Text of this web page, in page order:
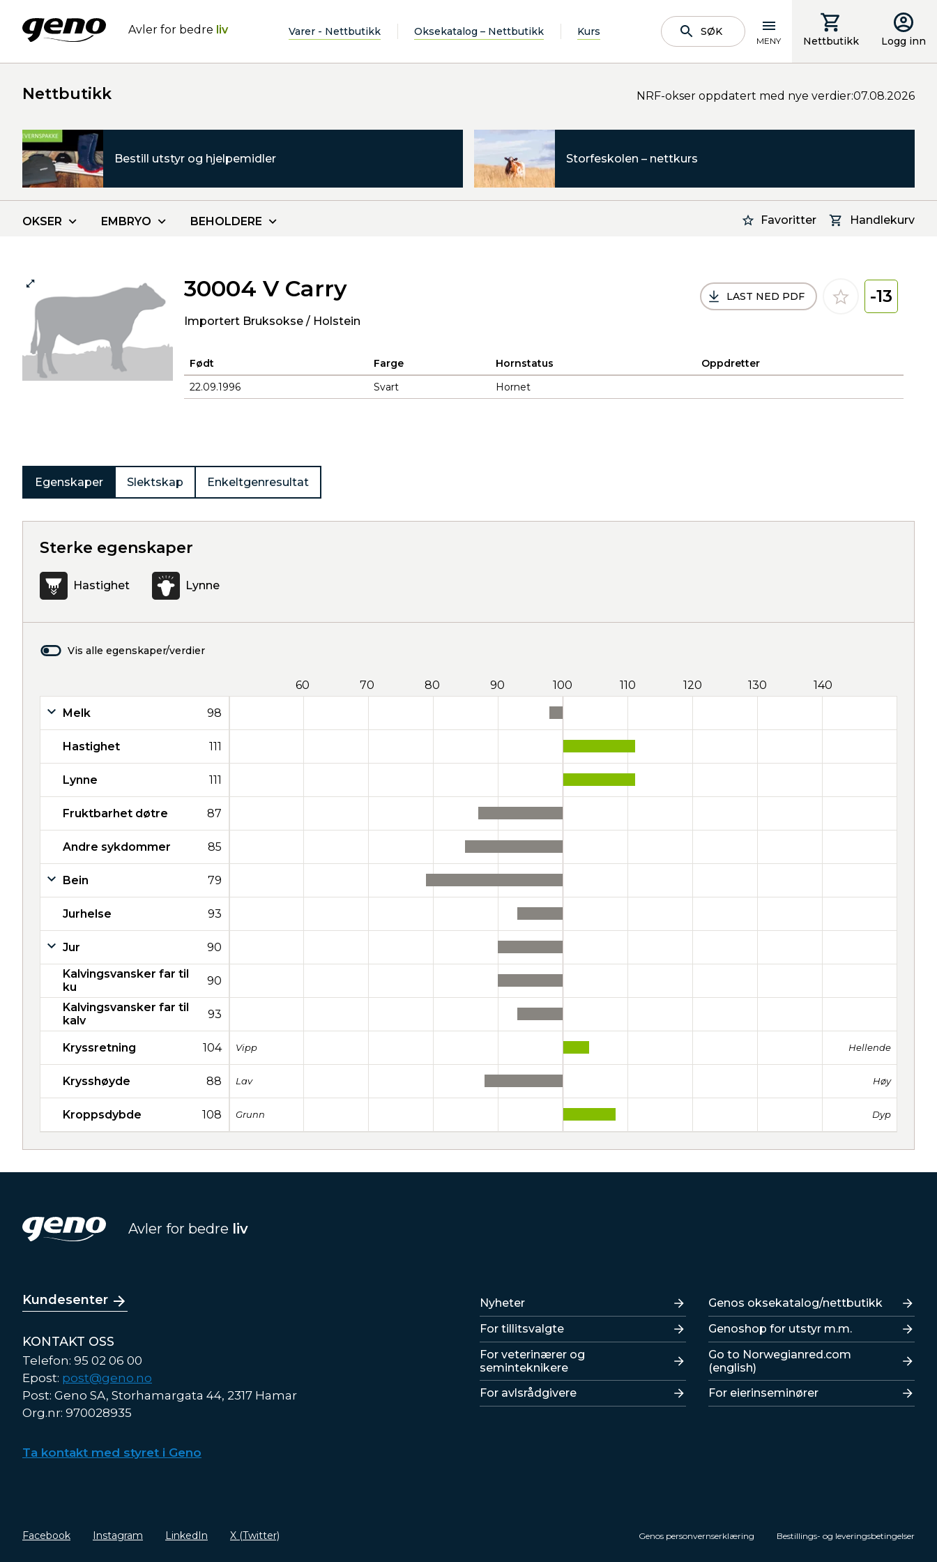
Avler for bedre liv Varer - Nettbutikk Oksekatalog – Nettbutikk Kurs SØK
MENY Nettbutikk Logg inn
Nettbutikk NRF-okser oppdatert med nye verdier:07.08.2026
Bestill utstyr og hjelpemidler Storfeskolen – nettkurs
Favoritter Handlekurv
OKSER EMBRYO BEHOLDERE
30004 V Carry
Importert Bruksokse / Holstein
LAST NED PDF -13
Født Farge Hornstatus
Oppdretter
22.09.1996
Svart Hornet
Egenskaper Slektskap Enkeltgenresultat
Sterke egenskaper
Hastighet Lynne
Vis alle egenskaper/verdier
60 70 80 90 100 110 120 130 140
Melk 98
Hastighet 111
Lynne 111
Fruktbarhet døtre 87
Andre sykdommer 85
Bein 79
Jurhelse 93
Jur 90
Kalvingsvansker far til
ku
90
Kalvingsvansker far til
kalv
93
Kryssretning 104 Vipp Hellende
Krysshøyde 88 Lav Høy
Kroppsdybde 108 Grunn Dyp
Avler for bedre liv
Kundesenter
KONTAKT OSS
Telefon: 95 02 06 00
Epost: post@geno.no
Post: Geno SA, Storhamargata 44, 2317 Hamar
Org.nr: 970028935
Ta kontakt med styret i Geno
Lenker
Nyheter
For tillitsvalgte
For veterinærer og
seminteknikere
For avlsrådgivere
Lenker
Genos oksekatalog/nettbutikk
Genoshop for utstyr m.m.
Go to Norwegianred.com
(english)
For eierinseminører
Facebook Instagram LinkedIn X (Twitter) Genos personvernserklæring Bestillings- og leveringsbetingelser